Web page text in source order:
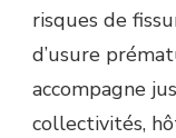
risques de
d’usure
accompagne
collectivités,